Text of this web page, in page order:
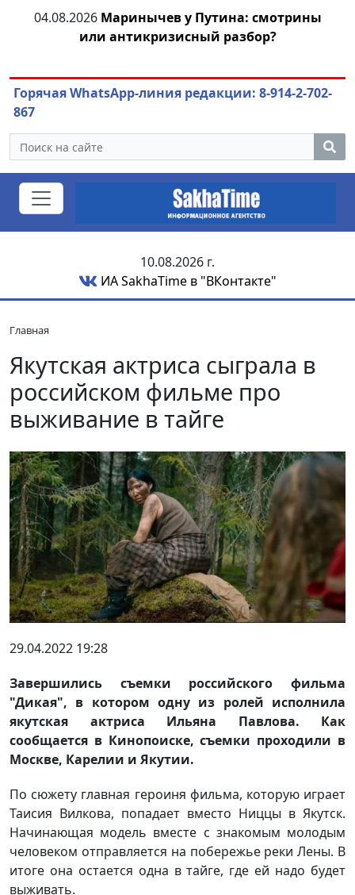
04.08.2026 Маринычев у Путина: смотрины
или антикризисный разбор?
Горячая WhatsApp-линия редакции: 8-914-2-702-
867
10.08.2026 г.
ИА SakhaTime в "ВКонтакте"
Главная
Якутская актриса сыграла в
российском фильме про
выживание в тайге
29.04.2022 19:28
Завершились съемки российского фильма
"Дикая", в котором одну из ролей исполнила
якутская актриса Ильяна Павлова. Как
сообщается в Кинопоиске, съемки проходили в
Москве, Карелии и Якутии.
По сюжету главная героиня фильма, которую играет
Таисия Вилкова, попадает вместо Ниццы в Якутск.
Начинающая модель вместе с знакомым молодым
человеком отправляется на побережье реки Лены. В
итоге она остается одна в тайге, где ей надо будет
выживать.